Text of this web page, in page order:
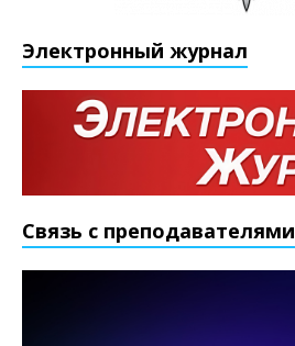
Электронный журнал
Связь с преподавателями